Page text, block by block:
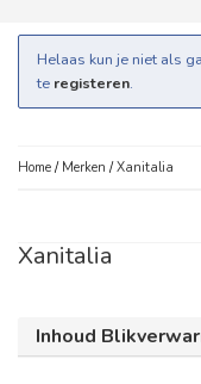
Helaas kun je niet als
te registeren.
Home / Merken /Xanitalia
Xanitalia
Inhoud